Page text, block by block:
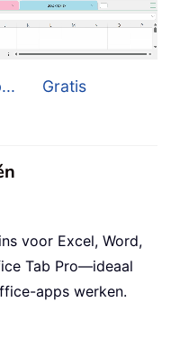
Gratis
voor Excel, Word,
Tab Pro—ideaal
apps werken.